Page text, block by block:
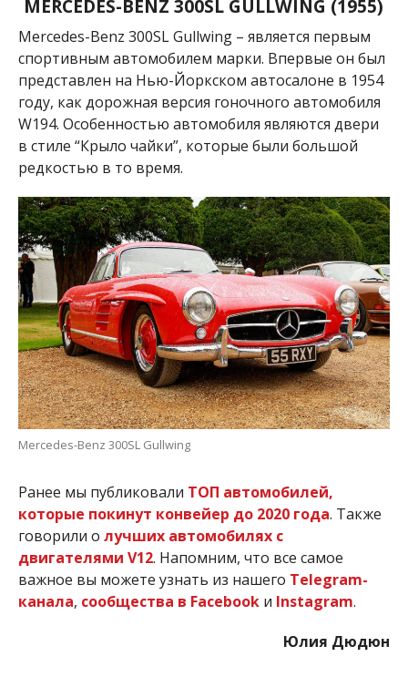
MERCEDES-BENZ 300SL GULLWING (1955)
Mercedes-Benz 300SL Gullwing – является первым
спортивным автомобилем марки. Впервые он был
представлен на Нью-Йоркском автосалоне в 1954
году, как дорожная версия гоночного автомобиля
W194. Особенностью автомобиля являются двери
в стиле “Крыло чайки”, которые были большой
редкостью в то время.
Mercedes-Benz 300SL Gullwing
Ранее мы публиковали ТОП автомобилей,
которые покинут конвейер до 2020 года. Также
говорили о лучших автомобилях с
двигателями V12. Напомним, что все самое
важное вы можете узнать из нашего Telegram-
канала, сообщества в Facebookи Instagram.
Юлия Дюдюн